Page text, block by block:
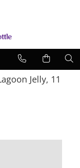
Jelly, 11